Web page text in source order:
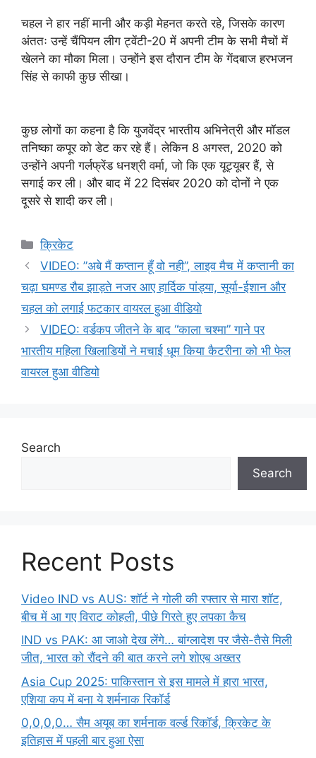
चहल ने हार नहीं मानी और कड़ी मेहनत करते रहे, जिसके कारण
अंततः उन्हें चैंपियन लीग ट्वेंटी-20 में अपनी टीम के सभी मैचों में
खेलने का मौका मिला। उन्होंने इस दौरान टीम के गेंदबाज हरभजन
सिंह से काफी कुछ सीखा।
कुछ लोगों का कहना है कि युजवेंद्र भारतीय अभिनेत्री और मॉडल
तनिष्का कपूर को डेट कर रहे हैं। लेकिन 8 अगस्त, 2020 को
उन्होंने अपनी गर्लफ्रेंड धनश्री वर्मा, जो कि एक यूट्यूबर हैं, से
सगाई कर ली। और बाद में 22 दिसंबर 2020 को दोनों ने एक
दूसरे से शादी कर ली।
Categories
क्रिकेट
VIDEO: ”अबे मैं कप्तान हूँ वो नही”, लाइव मैच में कप्तानी का
चढ़ा घमण्ड रौब झाड़ते नजर आए हार्दिक पांड्या, सूर्या-ईशान और
चहल को लगाई फटकार वायरल हुआ वीडियो
VIDEO: वर्डकप जीतने के बाद “काला चश्मा” गाने पर
भारतीय महिला खिलाडियों ने मचाई धूम किया कैटरीना को भी फेल
वायरल हुआ वीडियो
Search
Search
Recent Posts
Video IND vs AUS: शॉर्ट ने गोली की रफ्तार से मारा शॉट,
बीच में आ गए विराट कोहली, पीछे गिरते हुए लपका कैच
IND vs PAK: आ जाओ देख लेंगे… बांग्लादेश पर जैसे-तैसे मिली
जीत, भारत को रौंदने की बात करने लगे शोएब अख्तर
Asia Cup 2025: पाकिस्तान से इस मामले में हारा भारत,
एशिया कप में बना ये शर्मनाक रिकॉर्ड
0,0,0,0… सैम अयूब का शर्मनाक वर्ल्ड रिकॉर्ड, क्रिकेट के
इतिहास में पहली बार हुआ ऐसा